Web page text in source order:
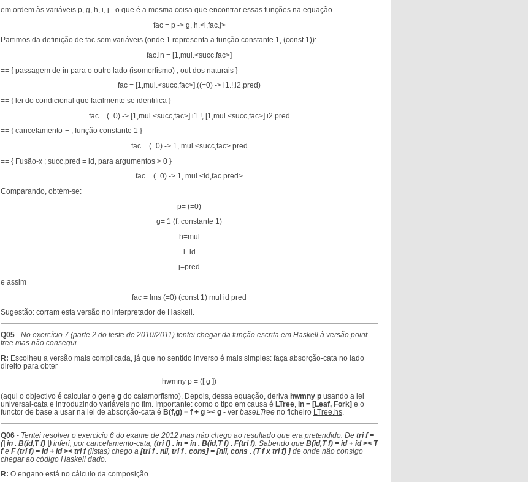
em ordem às variáveis p, g, h, i, j - o que é a mesma coisa que encontrar essas funções na equação
fac = p -> g, h.<i,fac.j>
Partimos da definição de fac sem variáveis (onde 1 representa a função constante 1, (const 1)):
fac.in = [1,mul.<succ,fac>]
== { passagem de in para o outro lado (isomorfismo) ; out dos naturais }
fac = [1,mul.<succ,fac>].((=0) -> i1.!,i2.pred)
== { lei do condicional que facilmente se identifica }
fac = (=0) -> [1,mul.<succ,fac>].i1.!, [1,mul.<succ,fac>].i2.pred
== { cancelamento-+ ; função constante 1 }
fac = (=0) -> 1, mul.<succ,fac>.pred
== { Fusão-x ; succ.pred = id, para argumentos > 0 }
fac = (=0) -> 1, mul.<id,fac.pred>
Comparando, obtém-se:
p= (=0)
g= 1 (f. constante 1)
h=mul
i=id
j=pred
e assim
fac = lms (=0) (const 1) mul id pred
Sugestão: corram esta versão no interpretador de Haskell.
Q05 - No exercício 7 (parte 2 do teste de 2010/2011) tentei chegar da função escrita em Haskell à versão point-
free mas não consegui.
R: Escolheu a versão mais complicada, já que no sentido inverso é mais simples: faça absorção-cata no lado
direito para obter
hwmny p = ([ g ])
(aqui o objectivo é calcular o gene g do catamorfismo). Depois, dessa equação, deriva hwmny p usando a lei
universal-cata e introduzindo variáveis no fim. Importante: como o tipo em causa é LTree in = [Leaf, Fork] e o
functor de base a usar na lei de absorção-cata é B(f,g) = f + g >< g - ver baseLTree no ficheiro LTree.hs
Q06 - Tentei resolver o exercicio 6 do exame de 2012 mas não chego ao resultado que era pretendido. De tri f =
(| in . B(id,T f) |) inferi, por cancelamento-cata, (tri f) . in = in . B(id,T f) . F(tri f) . Sabendo que B(id,T f) = id + id >< T
fe F (tri f) = id + id >< tri f(listas) chego a [tri f . nil, tri f . cons] = [nil, cons . (T f x tri f) ]de onde não consigo
chegar ao código Haskell dado.
R: O engano está no cálculo da composição